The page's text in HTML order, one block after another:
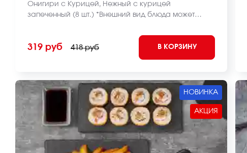
Онигири с Курицей, Нежный с курицей
запеченный (8 шт.) *Внешний вид блюда может
319 руб 418 руб В КОРЗИНУ
НОВИНКА
АКЦИЯ